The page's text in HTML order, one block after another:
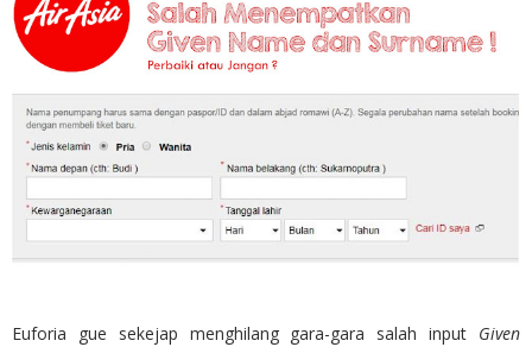
Euforia gue sekejap menghilang gara-gara salah input Given